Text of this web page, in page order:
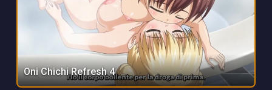
Oni Chichi Refresh 4